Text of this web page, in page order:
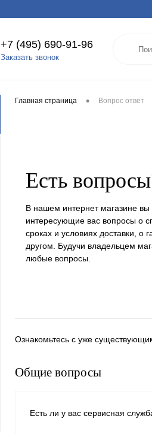
+7 (495) 690-91-96
Заказать звонок
Главная страница • Вопрос ответ
Есть
В нашем интернет магазине
интересующие вас вопросы о
сроках и условиях доставки, о
другом. Будучи владельцем
любые вопросы.
Ознакомьтесь с уже
Общие вопросы
Есть ли у вас сервисная